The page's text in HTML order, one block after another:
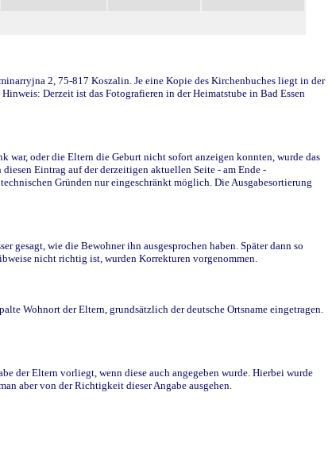
2, 75-817 Koszalin. Je eine Kopie des Kirchenbuches liegt in der
Derzeit ist das Fotografieren in der Heimatstube in Bad Essen
war, oder die Eltern die Geburt nicht sofort anzeigen konnten, wurde das
Eintrag auf der derzeitigen aktuellen Seite - am Ende -
Gründen nur eingeschränkt möglich. Die Ausgabesortierung
gesagt, wie die Bewohner ihn ausgesprochen haben. Später dann so
nicht richtig ist, wurden Korrekturen vorgenommen.
Wohnort der Eltern, grundsätzlich der deutsche Ortsname eingetragen.
der Eltern vorliegt, wenn diese auch angegeben wurde. Hierbei wurde
aber von der Richtigkeit dieser Angabe ausgehen.